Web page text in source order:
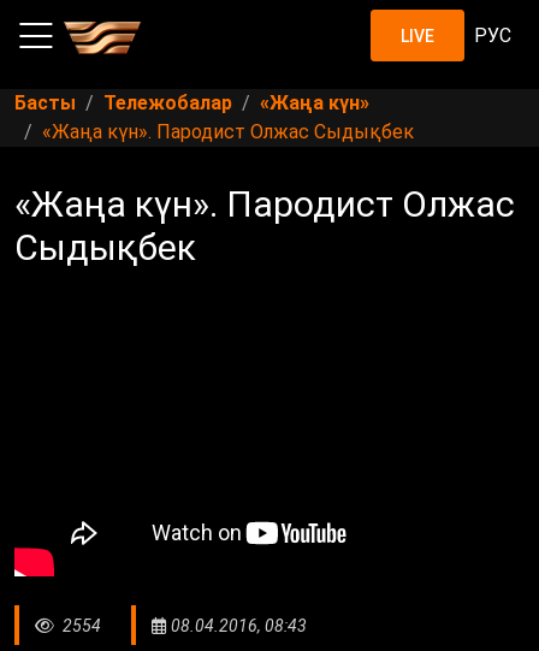
LIVE РУС
Басты Тележобалар
«Жаңа күн»
«Жаңа күн». Пародист Олжас Сыдықбек
«Жаңа күн». Пародист Олжас
Сыдықбек
2554 08.04.2016, 08:43